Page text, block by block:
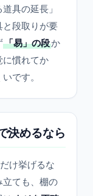
具の延長」
と段取りが要
「易」の段か
に慣れてか
です。
決めるなら
け挙げるな
立ても、棚の